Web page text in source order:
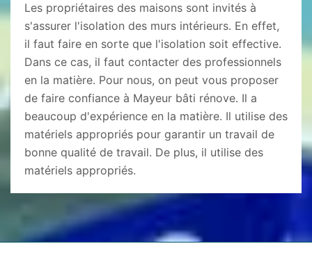
Les propriétaires des maisons sont invités à
s'assurer l'isolation des murs intérieurs. En effet,
il faut faire en sorte que l'isolation soit effective.
Dans ce cas, il faut contacter des professionnels
en la matière. Pour nous, on peut vous proposer
de faire confiance à Mayeur bâti rénove. Il a
beaucoup d'expérience en la matière. Il utilise des
matériels appropriés pour garantir un travail de
bonne qualité de travail. De plus, il utilise des
matériels appropriés.